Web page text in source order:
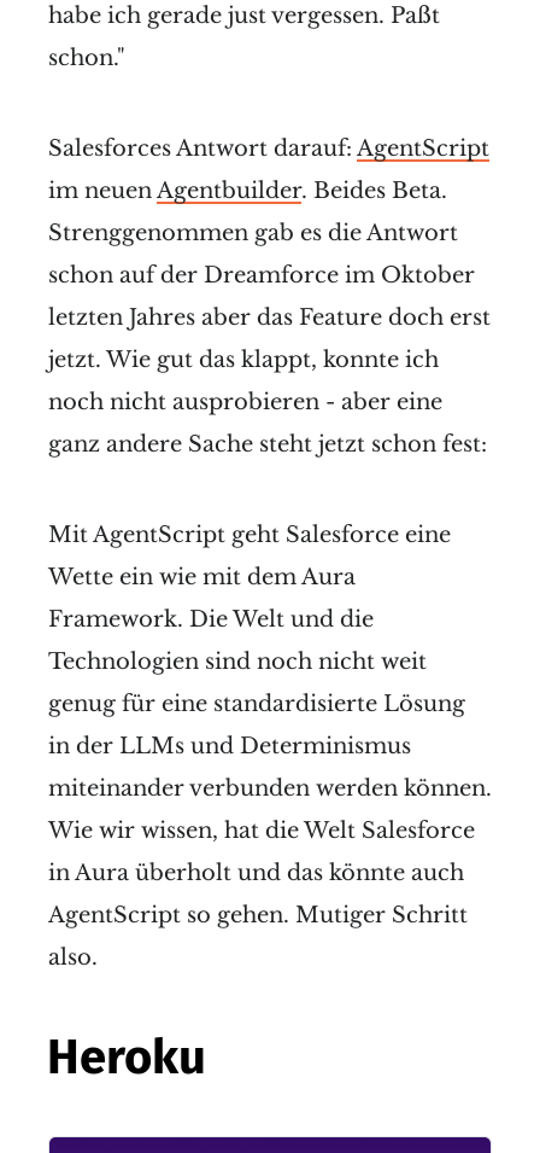
habe ich gerade just vergessen. Paßt
schon."
Salesforces Antwort darauf: AgentScript
im neuenAgentbuilder. Beides Beta.
Strenggenommen gab es die Antwort
schon auf der Dreamforce im Oktober
letzten Jahres aber das Feature doch erst
jetzt. Wie gut das klappt, konnte ich
noch nicht ausprobieren - aber eine
ganz andere Sache steht jetzt schon fest:
Mit AgentScript geht Salesforce eine
Wette ein wie mit dem Aura
Framework. Die Welt und die
Technologien sind noch nicht weit
genug für eine standardisierte Lösung
in der LLMs und Determinismus
miteinander verbunden werden können.
Wie wir wissen, hat die Welt Salesforce
in Aura überholt und das könnte auch
AgentScript so gehen. Mutiger Schritt
also.
Heroku